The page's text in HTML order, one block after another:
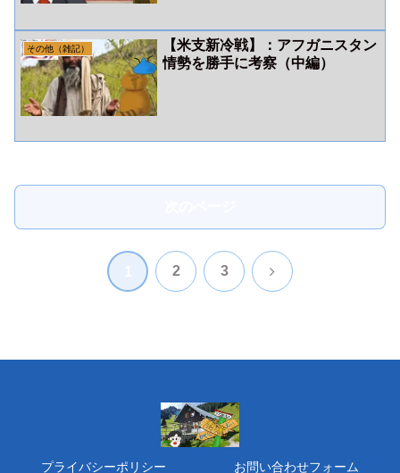
その他（雑記）
【米支新冷戦】：アフガニスタン
情勢を勝手に考察（中編）
2 3 次
プライバシーポリシー お問い合わせフォーム